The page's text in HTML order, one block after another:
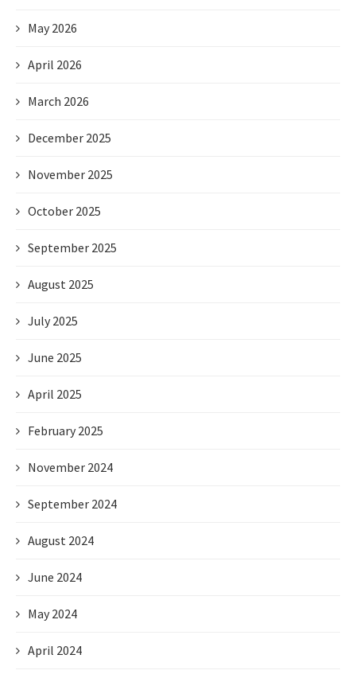
May 2026
April 2026
March 2026
December 2025
November 2025
October 2025
September 2025
August 2025
July 2025
June 2025
April 2025
February 2025
November 2024
September 2024
August 2024
June 2024
May 2024
April 2024